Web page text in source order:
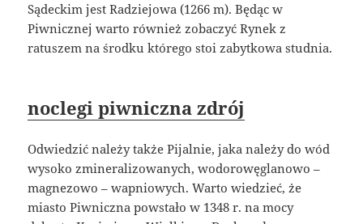
Sądeckim jest Radziejowa (1266 m). Będąc w
Piwnicznej warto również zobaczyć Rynek z
ratuszem na środku którego stoi zabytkowa studnia.
noclegi piwniczna zdrój
Odwiedzić należy także Pijalnie, jaka należy do wód
wysoko zmineralizowanych, wodorowęglanowo –
magnezowo – wapniowych. Warto wiedzieć, że
miasto Piwniczna powstało w 1348 r. na mocy